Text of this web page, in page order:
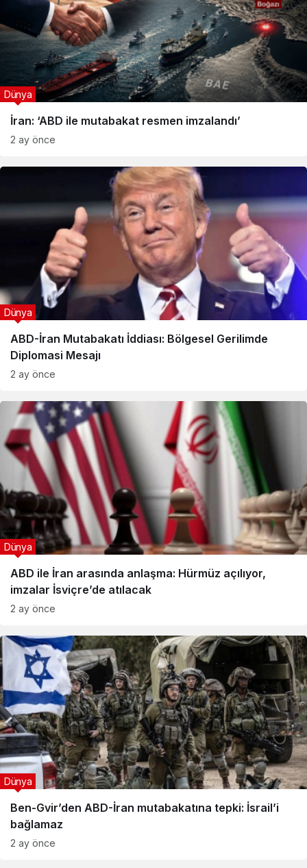
İran: ‘ABD ile mutabakat resmen imzalandı’
Dünya
2 ay önce
ABD-İran Mutabakatı İddiası: Bölgesel Gerilimde
Diplomasi Mesajı
Dünya
2 ay önce
ABD ile İran arasında anlaşma: Hürmüz açılıyor,
imzalar İsviçre’de atılacak
Dünya
2 ay önce
Ben-Gvir’den ABD-İran mutabakatına tepki: İsrail’i
bağlamaz
Dünya
2 ay önce